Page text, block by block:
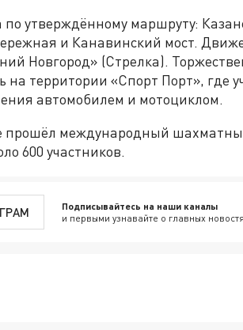
утверждённому маршруту:
и Канавинский мост.
Новгород» (Стрелка).
территории «Спорт Порт», где
автомобилем и мотоциклом.
прошёл международный
600 участников.
Подписывайтесь на наши каналы
и первыми узнавайте о главных